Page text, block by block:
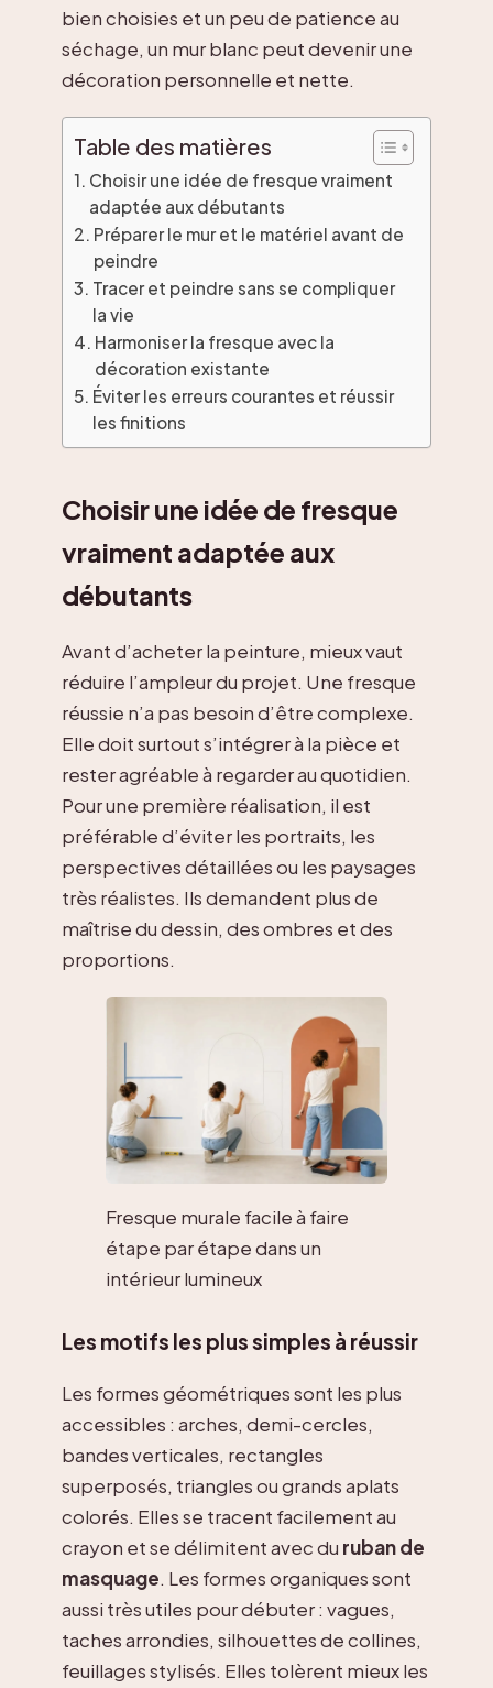
bien choisies et un peu de patience au
séchage, un mur blanc peut devenir une
décoration personnelle et nette.
Table des matières
Choisir une idée de fresque vraiment
adaptée aux débutants
Préparer le mur et le matériel avant de
peindre
Tracer et peindre sans se compliquer
la vie
Harmoniser la fresque avec la
décoration existante
Éviter les erreurs courantes et réussir
les finitions
Choisir une idée de fresque
vraiment adaptée aux
débutants
Avant d’acheter la peinture, mieux vaut
réduire l’ampleur du projet. Une fresque
réussie n’a pas besoin d’être complexe.
Elle doit surtout s’intégrer à la pièce et
rester agréable à regarder au quotidien.
Pour une première réalisation, il est
préférable d’éviter les portraits, les
perspectives détaillées ou les paysages
très réalistes. Ils demandent plus de
maîtrise du dessin, des ombres et des
proportions.
Fresque murale facile à faire
étape par étape dans un
intérieur lumineux
Les motifs les plus simples à réussir
Les formes géométriques sont les plus
accessibles : arches, demi-cercles,
bandes verticales, rectangles
superposés, triangles ou grands aplats
colorés. Elles se tracent facilement au
crayon et se délimitent avec du ruban de
masquage. Les formes organiques sont
aussi très utiles pour débuter : vagues,
taches arrondies, silhouettes de collines,
feuillages stylisés. Elles tolèrent mieux les